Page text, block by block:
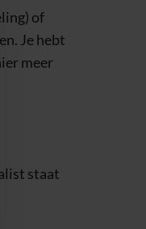
of
Je hebt
meer
staat